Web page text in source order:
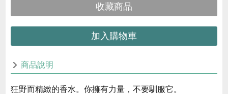
收藏商品
加入購物車
商品說明
狂野而精緻的香水。你擁有力量，不要馴服它。